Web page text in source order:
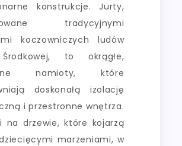
konstrukcje. Jurty,
tradycyjnymi
koczowniczych ludów
to okrągłe,
namioty, które
doskonałą izolację
i przestronne wnętrza.
na drzewie, które kojarzą
marzeniami, w